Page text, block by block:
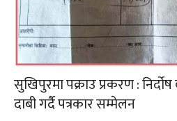
सुखिपुरमा पक्राउ प्रकरण :
दाबी गर्दै पत्रकार सम्मेलन